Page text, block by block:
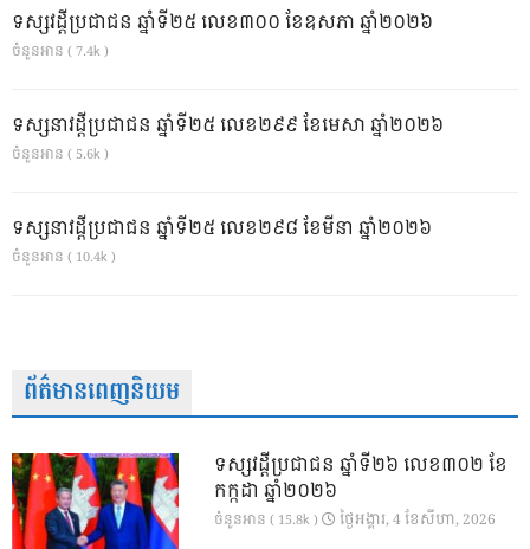
ទស្សវដ្តីប្រជាជន ឆ្នាំទី២៥ លេខ៣០០ ខែឧសភា ឆ្នាំ២០២៦
ចំនួនអាន ( 7.4k )
ទស្សនាវដ្ដីប្រជាជន ឆ្នាំទី២៥ លេខ២៩៩ ខែមេសា ឆ្នាំ២០២៦
ចំនួនអាន ( 5.6k )
ទស្សនាវដ្ដីប្រជាជន ឆ្នាំទី២៥ លេខ២៩៨ ខែមីនា ឆ្នាំ២០២៦
ចំនួនអាន ( 10.4k )
ព័ត៌មានពេញនិយម
ទស្សវដ្តីប្រជាជន ឆ្នាំទី២៦ លេខ៣០២ ខែ
កក្កដា ឆ្នាំ២០២៦
ចំនួនអាន ( 15.8k ) ថ្ងៃ​អង្គារ, 4 ខែ​សីហា, 2026